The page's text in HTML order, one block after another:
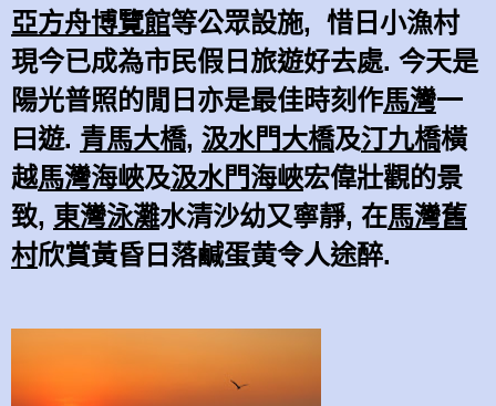
亞方舟博覽館等公眾設施, 惜日小漁村
現今已成為市民假日旅遊好去處. 今天是
陽光普照的閒日亦是最佳時刻作馬灣一
曰遊. 青馬大橋, 汲水門大橋及汀九橋橫
越馬灣海峽及汲水門海峽宏偉壯觀的景
致, 東灣泳灘水清沙幼又寧靜, 在馬灣舊
村欣賞黃昏日落鹹蛋黄令人途醉.